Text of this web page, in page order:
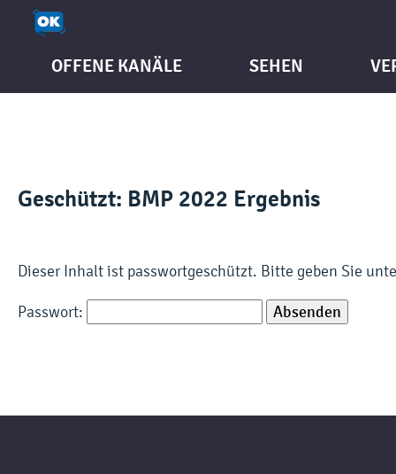
OFFENE KANÄLE SEHEN
Geschützt: BMP 2022 Ergebnis
Dieser Inhalt ist passwortgeschützt. Bitte geben Sie
Passwort: